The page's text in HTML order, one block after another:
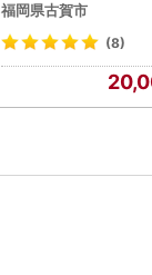
福岡県古賀市
(8)